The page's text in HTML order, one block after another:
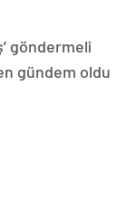
göndermeli
gündem oldu